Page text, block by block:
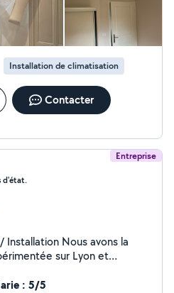
Installation de climatisation
Contacter
Entreprise
d'état.
Nous avons la
réalisons
: 5/5